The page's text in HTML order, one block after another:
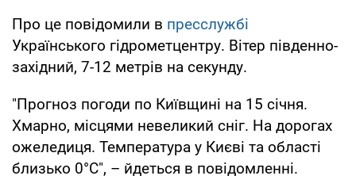
Про це повідомили в пресслужбі
Українського гідрометцентру. Вітер південно-
західний, 7-12 метрів на секунду.
"Прогноз погоди по Київщині на 15 січня.
Хмарно, місцями невеликий сніг. На дорогах
ожеледиця. Температура у Києві та області
близько 0°С", – йдеться в повідомленні.